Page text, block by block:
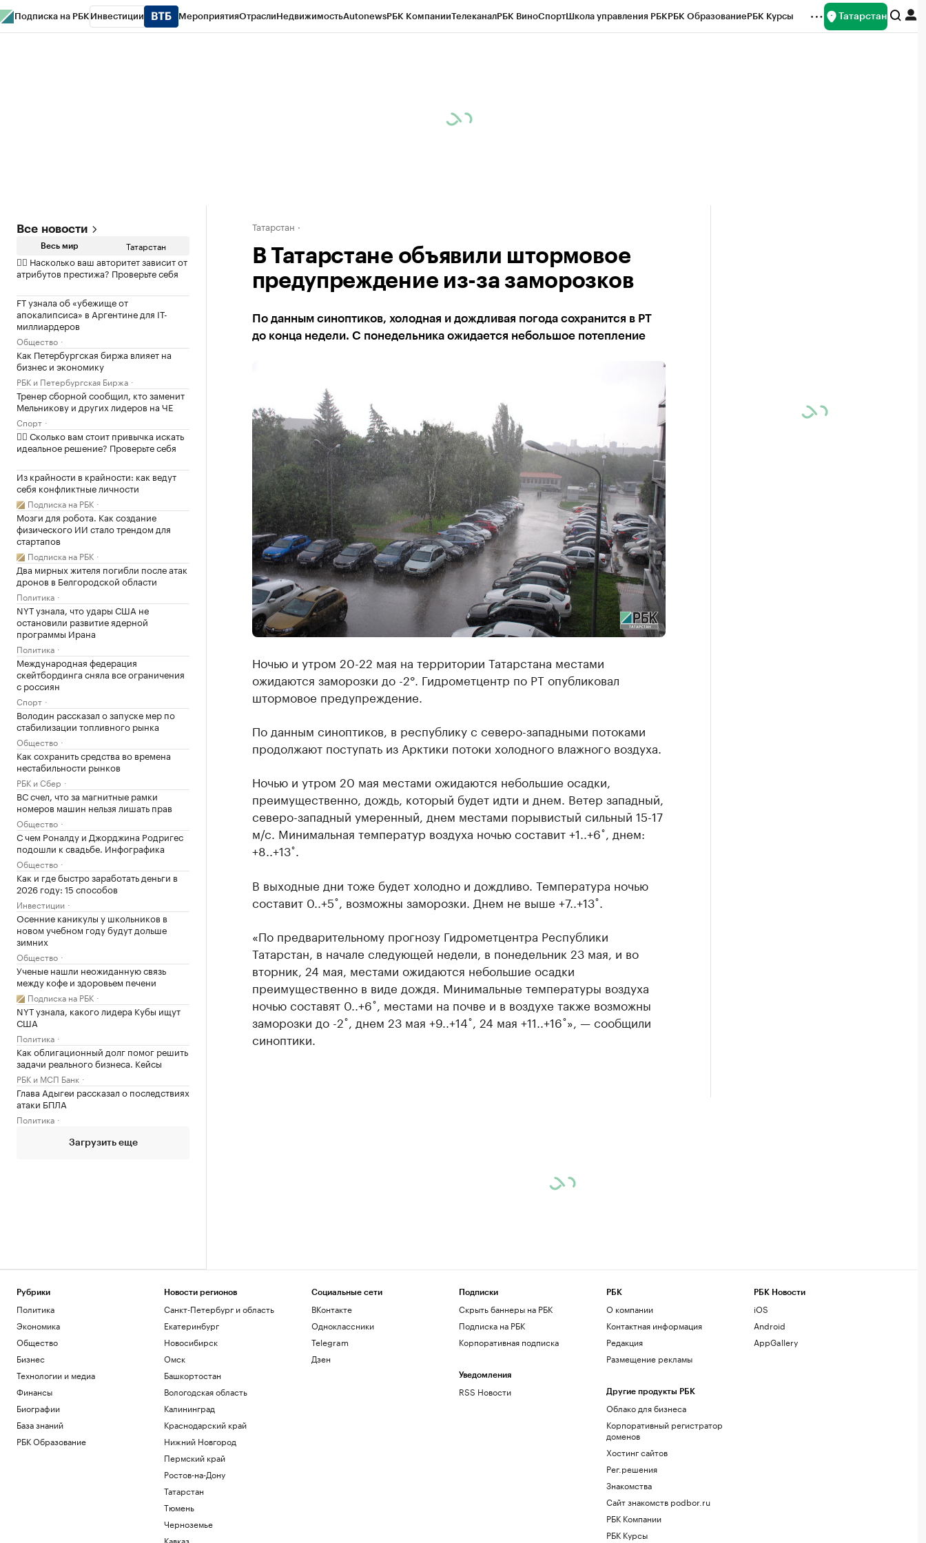
Подписка на РБК Инвестиции МероприятияОтраслиНедвижимостьAutonewsРБК КомпанииТелеканалРБК ВиноСпортШкола управления РБКРБК ОбразованиеРБК Курсы Татарстан
Все новости
Весь мир Татарстан
✍🏻 Насколько ваш авторитет зависит от
атрибутов престижа? Проверьте себя
FT узнала об «убежище от
апокалипсиса» в Аргентине для IT-
миллиардеров
Общество
Как Петербургская биржа влияет на
бизнес и экономику
РБК и Петербургская Биржа
Тренер сборной сообщил, кто заменит
Мельникову и других лидеров на ЧЕ
Спорт
✍🏻 Сколько вам стоит привычка искать
идеальное решение? Проверьте себя
Из крайности в крайности: как ведут
себя конфликтные личности
Подписка на РБК
Мозги для робота. Как создание
физического ИИ стало трендом для
стартапов
Подписка на РБК
Два мирных жителя погибли после атак
дронов в Белгородской области
Политика
NYT узнала, что удары США не
остановили развитие ядерной
программы Ирана
Политика
Международная федерация
скейтбординга сняла все ограничения
с россиян
Спорт
Володин рассказал о запуске мер по
стабилизации топливного рынка
Общество
Как сохранить средства во времена
нестабильности рынков
РБК и Сбер
ВС счел, что за магнитные рамки
номеров машин нельзя лишать прав
Общество
С чем Роналду и Джорджина Родригес
подошли к свадьбе. Инфографика
Общество
Как и где быстро заработать деньги в
2026 году: 15 способов
Инвестиции
Осенние каникулы у школьников в
новом учебном году будут дольше
зимних
Общество
Ученые нашли неожиданную связь
между кофе и здоровьем печени
Подписка на РБК
NYT узнала, какого лидера Кубы ищут
США
Политика
Как облигационный долг помог решить
задачи реального бизнеса. Кейсы
РБК и МСП Банк
Глава Адыгеи рассказал о последствиях
атаки БПЛА
Политика
Загрузить еще
Татарстан
В Татарстане объявили штормовое
предупреждение из-за заморозков
По данным синоптиков, холодная и дождливая погода сохранится в РТ
до конца недели. С понедельника ожидается небольшое потепление
Ночью и утром 20-22 мая на территории Татарстана местами
ожидаются заморозки до -2°. Гидрометцентр по РТ опубликовал
штормовое предупреждение.
По данным синоптиков, в республику с северо-западными потоками
продолжают поступать из Арктики потоки холодного влажного воздуха.
Ночью и утром 20 мая местами ожидаются небольшие осадки,
преимущественно, дождь, который будет идти и днем. Ветер западный,
северо-западный умеренный, днем местами порывистый сильный 15-17
м/с. Минимальная температур воздуха ночью составит +1..+6˚, днем:
+8..+13˚.
В выходные дни тоже будет холодно и дождливо. Температура ночью
составит 0..+5˚, возможны заморозки. Днем не выше +7..+13˚.
«По предварительному прогнозу Гидрометцентра Республики
Татарстан, в начале следующей недели, в понедельник 23 мая, и во
вторник, 24 мая, местами ожидаются небольшие осадки
преимущественно в виде дождя. Минимальные температуры воздуха
ночью составят 0..+6˚, местами на почве и в воздухе также возможны
заморозки до -2˚, днем 23 мая +9..+14˚, 24 мая +11..+16˚», — сообщили
синоптики.
Рубрики
Политика
Экономика
Общество
Бизнес
Технологии и медиа
Финансы
Биографии
База знаний
РБК Образование
Новости регионов
Санкт-Петербург и область
Екатеринбург
Новосибирск
Омск
Башкортостан
Вологодская область
Калининград
Краснодарский край
Нижний Новгород
Пермский край
Ростов-на-Дону
Татарстан
Тюмень
Черноземье
Кавказ
Социальные сети
ВКонтакте
Одноклассники
Telegram
Дзен
Подписки
Скрыть баннеры на РБК
Подписка на РБК
Корпоративная подписка
Уведомления
RSS Новости
РБК
О компании
Контактная информация
Редакция
Размещение рекламы
Другие продукты РБК
Облако для бизнеса
Корпоративный регистратор
доменов
Хостинг сайтов
Рег.решения
Знакомства
Сайт знакомств podbor.ru
РБК Компании
РБК Курсы
РБК Новости
iOS
Android
AppGallery